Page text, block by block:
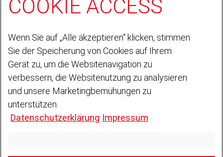
Portfolio
Zertifikate
Dein Weg zu uns
Karriere
DEUTZ Global
REGION & SPRACHE
Deutsch
REGION & SPRACHE
Sprache wählen
COOKIE ACCESS
Wenn Sie auf „Alle akzeptieren“ klicken, stimmen
Sie der Speicherung von Cookies auf Ihrem
Gerät zu, um die Websitenavigation zu
verbessern, die Websitenutzung zu analysieren
und unsere Marketingbemühungen zu
unterstützen.
Datenschutzerklärung Impressum